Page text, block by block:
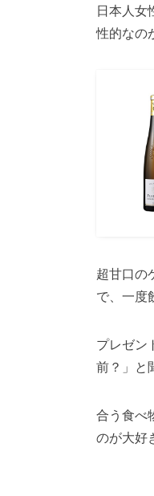
日本人女
性的なの
超甘口の
で、一度
プレゼン
前？」と
合う食べ
のが大好